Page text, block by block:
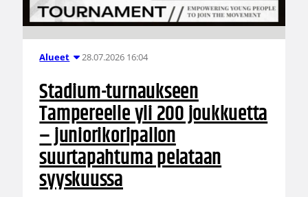
Alueet 28.07.2026 16:04
Stadium-turnaukseen
Tampereelle yli 200 joukkuetta
– juniorikoripallon
suurtapahtuma pelataan
syyskuussa